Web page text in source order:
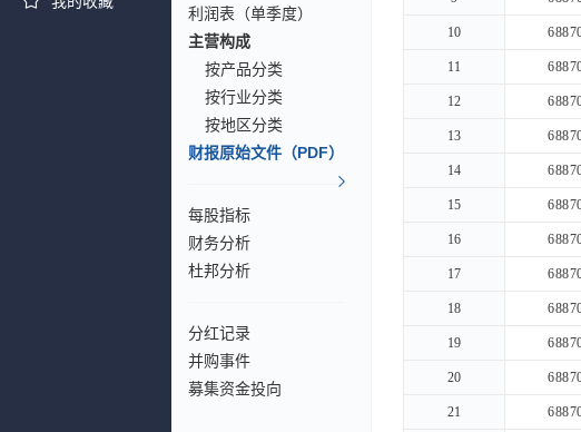
利润表（单季度）
主营构成
按产品分类
按行业分类
按地区分类
财报原始文件（PDF）
每股指标
财务分析
杜邦分析
分红记录
并购事件
募集资金投向
10
11
12
13
14
15
16
17
18
19
20
21
10
11
12
13
14
15
16
17
18
19
20
21